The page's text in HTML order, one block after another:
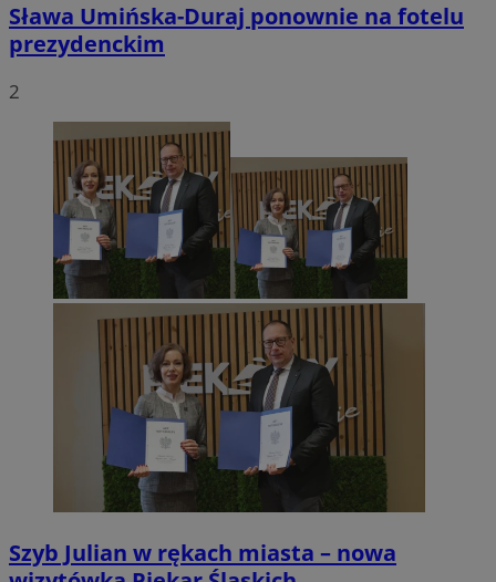
Sława Umińska-Duraj ponownie na fotelu
prezydenckim
2
Szyb Julian w rękach miasta – nowa